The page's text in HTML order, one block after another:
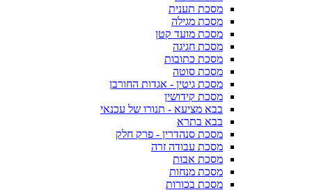
מסכת תענית
מסכת מגילה
מסכת מועד קטן
מסכת חגיגה
מסכת כתובות
מסכת סוטה
מסכת גיטין - אגדות החורבן
מסכת קידושין
בבא מציעא - תנורו של עכנאי
בבא בתרא
מסכת סנהדרין - פרק חלק
מסכת עבודה זרה
מסכת אבות
מסכת מנחות
מסכת בכורות